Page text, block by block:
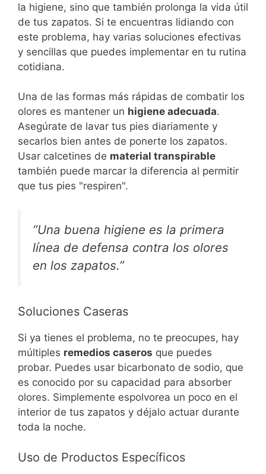
la higiene, sino que también prolonga la vida útil
de tus zapatos. Si te encuentras lidiando con
este problema, hay varias soluciones efectivas
y sencillas que puedes implementar en tu rutina
cotidiana.
Una de las formas más rápidas de combatir los
olores es mantener un higiene adecuada.
Asegúrate de lavar tus pies diariamente y
secarlos bien antes de ponerte los zapatos.
Usar calcetines de material transpirable
también puede marcar la diferencia al permitir
que tus pies "respiren".
“Una buena higiene es la primera
línea de defensa contra los olores
en los zapatos.”
Soluciones Caseras
Si ya tienes el problema, no te preocupes, hay
múltiples remedios caseros que puedes
probar. Puedes usar bicarbonato de sodio, que
es conocido por su capacidad para absorber
olores. Simplemente espolvorea un poco en el
interior de tus zapatos y déjalo actuar durante
toda la noche.
Uso de Productos Específicos